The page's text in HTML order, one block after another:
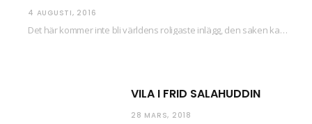
4 AUGUSTI, 2016
Det här kommer inte bli världens roligaste inlägg, den saken kan ni räkna med. Det…
VILA I FRID SALAHUDDIN
28 MARS, 2018